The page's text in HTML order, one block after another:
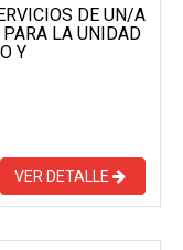
DE UN/A
LA UNIDAD
Y
VER DETALLE